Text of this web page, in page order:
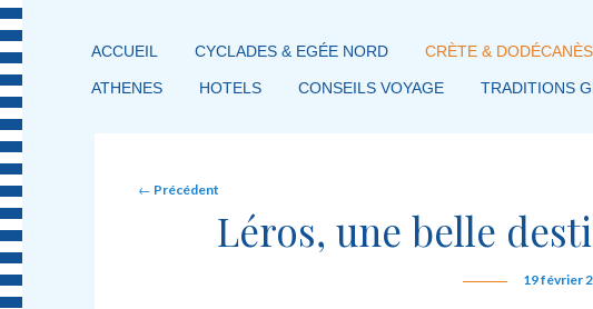
MENU PRINCIPAL
MASQUER LA NAVIGATION PRINCIPALE
MASQUER LA NAVIGATION SECONDAIRE
ACCUEIL CYCLADES & EGÉE NORD CRÈTE &
ATHENES HOTELS CONSEILS VOYAGE TRADITIONS
Post navigation
← Précédent
Léros, une belle
19 février